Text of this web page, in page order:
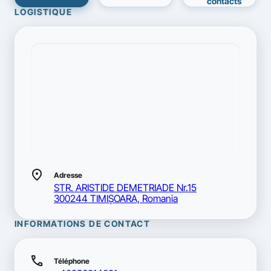
LOGISTIQUE
location_on Adresse
STR. ARISTIDE DEMETRIADE Nr.15
300244 TIMIŞOARA, Romania
INFORMATIONS DE CONTACT
call Téléphone